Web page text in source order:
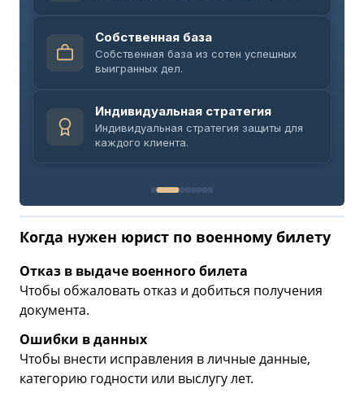
Собственная база
Собственная база из сотен успешных
выигранных дел.
Индивидуальная стратегия
Индивидуальная стратегия защиты для
каждого клиента.
Когда нужен юрист по военному билету
Отказ в выдаче военного билета
Чтобы обжаловать отказ и добиться получения
документа.
Ошибки в данных
Чтобы внести исправления в личные данные,
категорию годности или выслугу лет.